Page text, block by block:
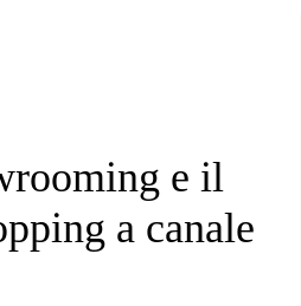
e il
a canale